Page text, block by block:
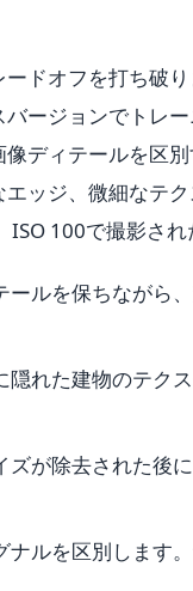
ドオフを打ち破
ージョンでトレ
ディテールを区
ッジ、微細なテ
100で撮影され
ルを保ちながら
れた建物のテク
が除去された後
ルを区別します